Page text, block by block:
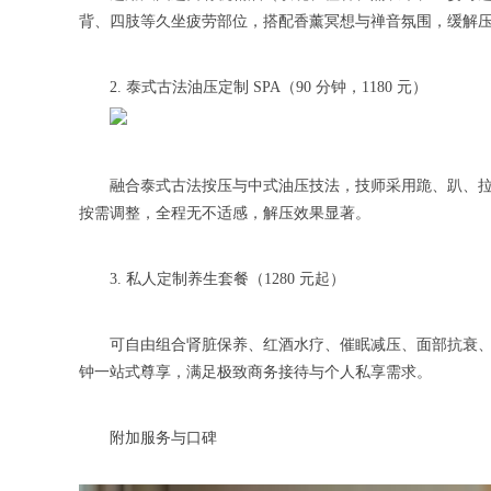
背、四肢等久坐疲劳部位，搭配香薰冥想与禅音氛围，缓解
2. 泰式古法油压定制 SPA（90 分钟，1180 元）
融合泰式古法按压与中式油压技法，技师采用跪、趴、拉
按需调整，全程无不适感，解压效果显著。
3. 私人定制养生套餐（1280 元起）
可自由组合肾脏保养、红酒水疗、催眠减压、面部抗衰、
钟一站式尊享，满足极致商务接待与个人私享需求。
附加服务与口碑